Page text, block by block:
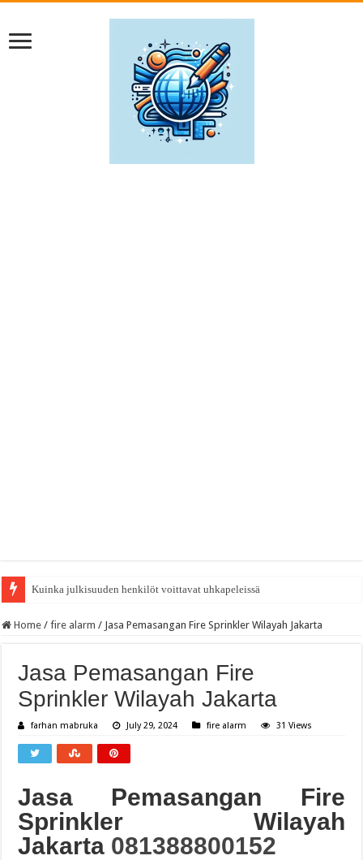
Kuinka julkisuuden henkilöt voittavat uhkapeleissä
Home / fire alarm / Jasa Pemasangan Fire Sprinkler Wilayah Jakarta
Jasa Pemasangan Fire
Sprinkler Wilayah Jakarta
farhan mabruka July 29, 2024 fire alarm 31 Views
Jasa Pemasangan Fire
Sprinkler Wilayah
Jakarta 081388800152